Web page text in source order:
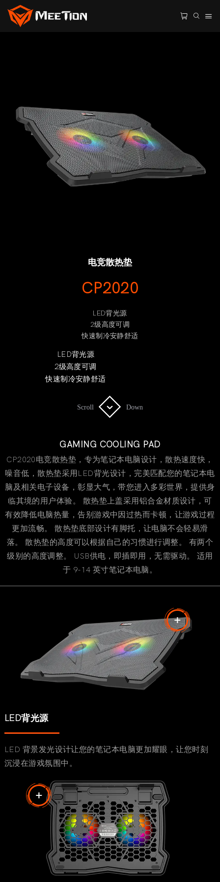
电竞散热垫
CP2020
LED背光源
2级高度可调
快速制冷安静舒适
LED背光源
2级高度可调
快速制冷安静舒适
Scroll Down
Scroll Down
GAMING COOLING PAD
CP2020电竞散热垫，专为笔记本电脑设计，散热速度快，
噪音低，散热垫采用LED背光设计，完美匹配您的笔记本电
脑及相关电子设备，彰显大气，带您进入多彩世界，提供身
临其境的用户体验。 散热垫上盖采用铝合金材质设计，可
有效降低电脑热量，告别游戏中因过热而卡顿，让游戏过程
更加流畅。 散热垫底部设计有脚托，让电脑不会轻易滑
落。 散热垫的高度可以根据自己的习惯进行调整。 有两个
级别的高度调整。 USB供电，即插即用，无需驱动。 适用
于 9-14 英寸笔记本电脑。
LED背光源
LED 背景发光设计让您的笔记本电脑更加耀眼，让您时刻
沉浸在游戏氛围中。